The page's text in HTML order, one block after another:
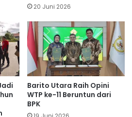
20 Juni 2026
Barito Utara Raih Opini
WTP ke-11 Beruntun dari
BPK